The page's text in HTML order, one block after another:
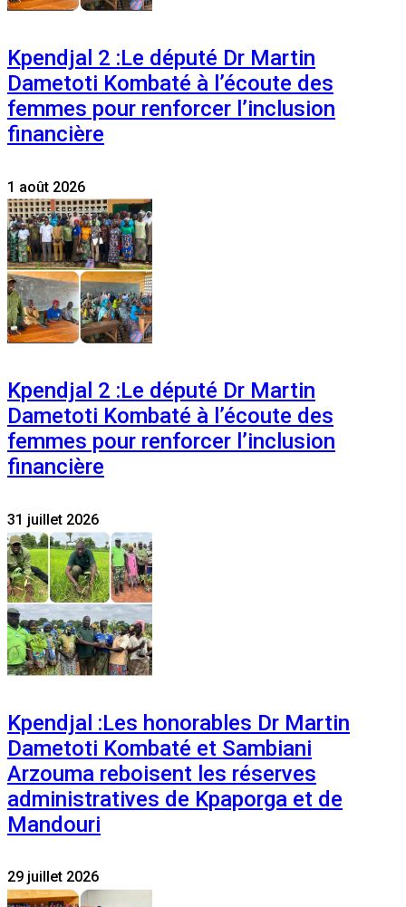
Kpendjal 2 :Le député Dr Martin
Dametoti Kombaté à l’écoute des
femmes pour renforcer l’inclusion
financière
1 août 2026
Kpendjal 2 :Le député Dr Martin
Dametoti Kombaté à l’écoute des
femmes pour renforcer l’inclusion
financière
31 juillet 2026
Kpendjal :Les honorables Dr Martin
Dametoti Kombaté et Sambiani
Arzouma reboisent les réserves
administratives de Kpaporga et de
Mandouri
29 juillet 2026